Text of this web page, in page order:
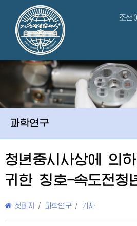
조선
과학연구
청년중시사상에 의
귀한 칭호-속도전청
첫페지 / 과학연구 / 기사